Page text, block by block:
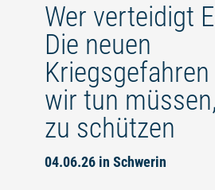
Wer verteidigt
Die neuen
wir tun
zu schützen
04.06.26 in Schwerin